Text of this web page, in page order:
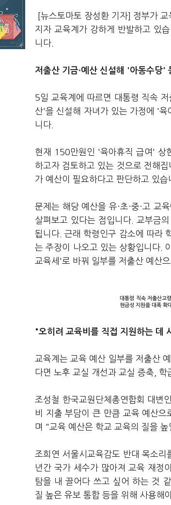
[뉴스토마토 장성환 기자] 정부가
지자 교육계가 강하게 반발하고 있
니다.
저출산 기금·예산 신설해 '아동수당'
5일 교육계에 따르면 대통령 직속
산'을 신설해 자녀가 있는 가정에 '
니다.
현재 150만원인 '육아휴직 급여'
하고자 검토하고 있는 것으로 전해
가 예산이 필요하다고 판단하고 있습
문제는 해당 예산을 유·초·중·고 교
살펴보고 있다는 점입니다. 교부금
됩니다. 근래 학령인구 감소에 따라
는 주장이 나오고 있는 상황입니다.
교육세'로 바꿔 일부를 저출산 예산
대통령 직속 저출산고
현금성 지원을 대폭 확
"오히려 교육비를 직접 지원하는 데
교육계는 교육 예산 일부를 저출산
다면 노후 교실 개선과 교실 증축,
조성철 한국교원단체총연합회 대변
비 지출 부담이 큰 만큼 교육 예산
며 "교육 예산은 학교 교육의 질을
조희연 서울시교육감도 반대 목소
년간 국가 세수가 많아져 교육 재정
탐을 내 끌어다 쓰고 싶어 하는 것
질 높은 유보 통합 등을 위해 사용해